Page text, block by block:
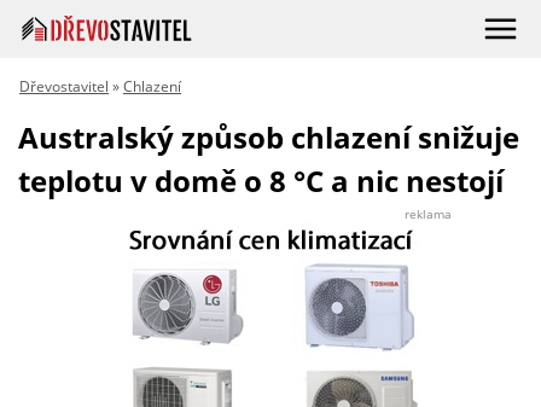
Dřevostavitel »Chlazení
Australský způsob chlazení snižuje
teplotu v domě o 8 °C a nic nestojí
reklama